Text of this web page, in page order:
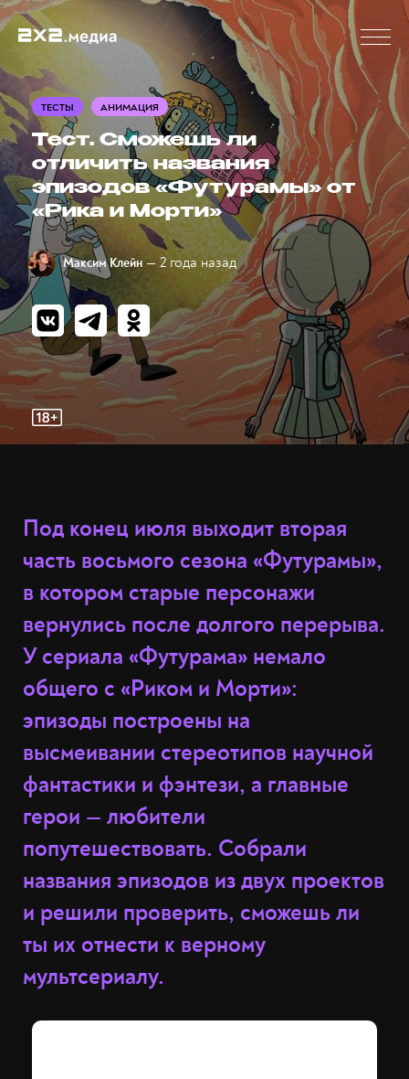
ТЕСТЫ АНИМАЦИЯ
Тест. Сможешь ли
отличить названия
эпизодов «Футурамы» от
«Рика и Морти»
Максим Клейн — 2 года назад
Под конец июля выходит вторая
часть восьмого сезона «Футурамы»,
в котором старые персонажи
вернулись после долгого перерыва.
У сериала «Футурама» немало
общего с «Риком и Морти»:
эпизоды построены на
высмеивании стереотипов научной
фантастики и фэнтези, а главные
герои — любители
попутешествовать. Собрали
названия эпизодов из двух проектов
и решили проверить, сможешь ли
ты их отнести к верному
мультсериалу.